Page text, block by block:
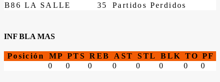
B86 LA SALLE
35 Partidos Perdidos
INF BLA MAS
Posición MP PTS REB AST STL BLK TO PF
0
0 0 0 0 0 0 0